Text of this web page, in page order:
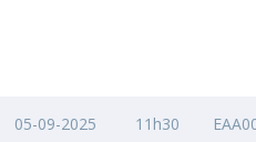
05-09-2025 11h30